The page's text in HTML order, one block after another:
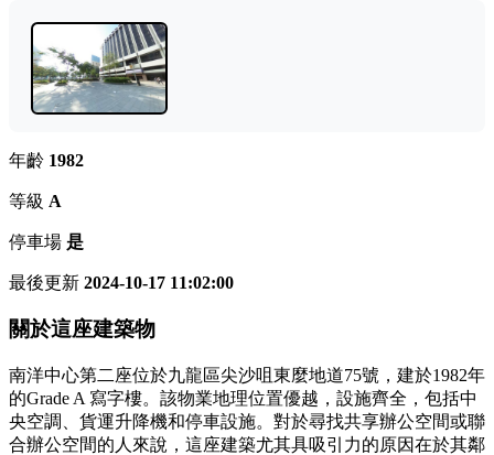
年齡 1982
等級 A
停車場 是
最後更新 2024-10-17 11:02:00
關於這座建築物
南洋中心第二座位於九龍區尖沙咀東麼地道75號，建於1982年
的Grade A 寫字樓。該物業地理位置優越，設施齊全，包括中
央空調、貨運升降機和停車設施。對於尋找共享辦公空間或聯
合辦公空間的人來說，這座建築尤其具吸引力的原因在於其鄰